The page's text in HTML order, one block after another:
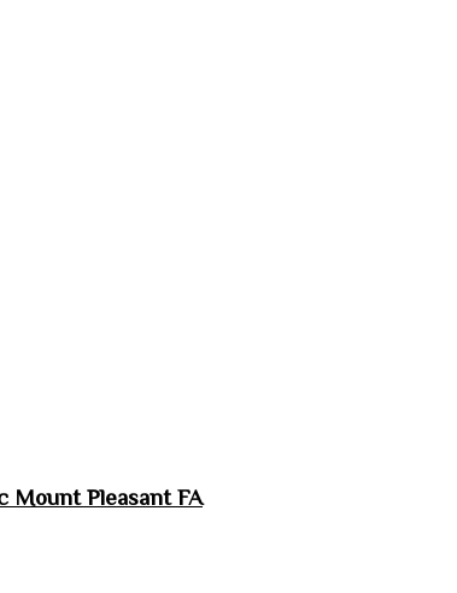
Mount Pleasant FA